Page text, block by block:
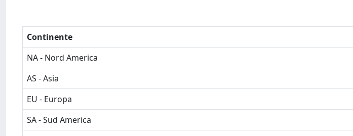
Continente
NA - Nord America
AS - Asia
EU - Europa
SA - Sud America